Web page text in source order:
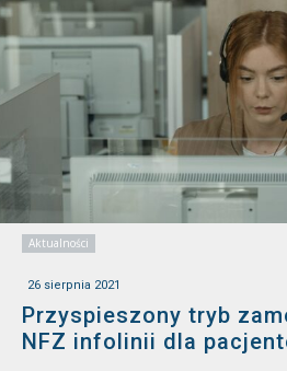
Aktualności
26 sierpnia 2021
Przyspieszony tryb
NFZ infolinii dla